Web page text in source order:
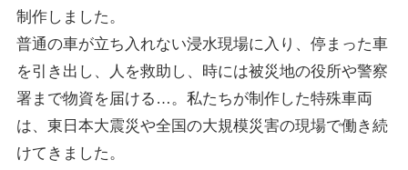
制作しました。
普通の車が立ち入れない浸水現場に入り、停まった車
を引き出し、人を救助し、時には被災地の役所や警察
署まで物資を届ける…。私たちが制作した特殊車両
は、東日本大震災や全国の大規模災害の現場で働き続
けてきました。